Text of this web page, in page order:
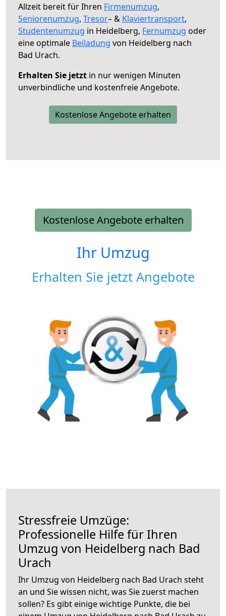
Allzeit bereit für Ihren Firmenumzug,
Seniorenumzug, Tresor– & Klaviertransport,
Studentenumzug in Heidelberg, Fernumzug oder
eine optimale Beiladung von Heidelberg nach
Bad Urach.
Erhalten Sie jetzt in nur wenigen Minuten
unverbindliche und kostenfreie Angebote.
Kostenlose Angebote erhalten
Kostenlose Angebote erhalten
Ihr Umzug
Erhalten Sie jetzt Angebote
Stressfreie Umzüge:
Professionelle Hilfe für Ihren
Umzug von Heidelberg nach Bad
Urach
Ihr Umzug von Heidelberg nach Bad Urach steht
an und Sie wissen nicht, was Sie zuerst machen
sollen? Es gibt einige wichtige Punkte, die bei